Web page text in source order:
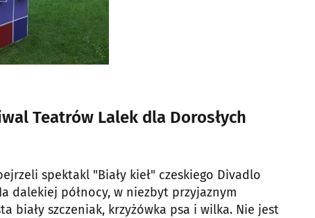
Teatrów Lalek dla Dorosłych
spektakl "Biały kieł" czeskiego Divadlo
dalekiej północy, w niezbyt przyjaznym
biały szczeniak, krzyżówka psa i wilka. Nie jest